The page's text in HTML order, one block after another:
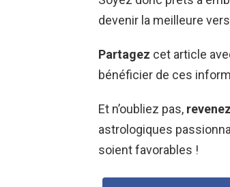
devenir la meilleure
Partagez cet article
bénéficier de ces
Et n’oubliez pas,
astrologiques
soient favorables !